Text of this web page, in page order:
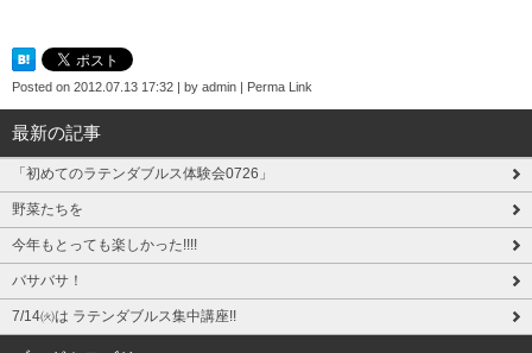
Posted on 2012.07.13 17:32 | by admin | Perma Link
最新の記事
「初めてのラテンダブルス体験会0726」
野菜たちを
今年もとっても楽しかった!!!!
バサバサ！
7/14㈫は ラテンダブルス集中講座!!